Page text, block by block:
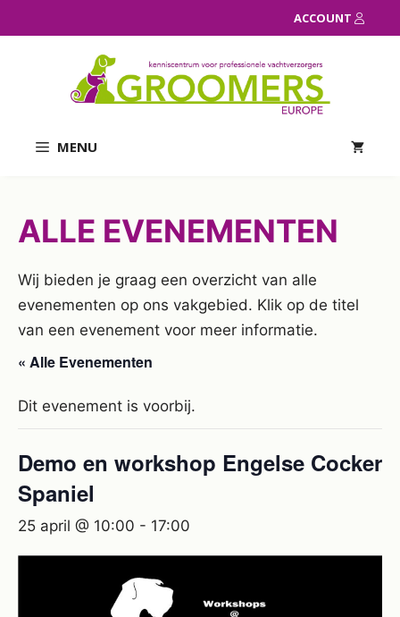
naar
ACCOUNT
MENU
ALLE EVENEMENTEN
Wij bieden je graag een overzicht van alle
evenementen op ons vakgebied. Klik op de titel
van een evenement voor meer informatie.
« Alle Evenementen
Dit evenement is voorbij.
Demo en workshop Engelse Cocker
Spaniel
25 april @ 10:00 - 17:00